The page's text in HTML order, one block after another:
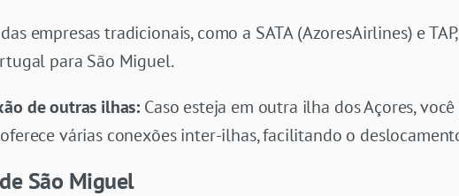
empresas tradicionais, como a SATA (AzoresAirlines) e
para São Miguel.
de outras ilhas: Caso esteja em outra ilha dos Açores,
oferece várias conexões inter-ilhas, facilitando o
São Miguel